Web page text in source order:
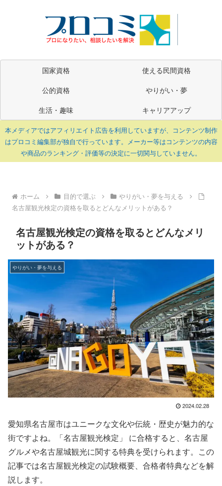
国家資格
使える民間資格
公的資格
やりがい・夢
生活・趣味
キャリアアップ
本メディアではアフィリエイト広告を利用していますが、コンテンツ制作
はプロコミ編集部が独自で行っています。メーカー等はコンテンツの内容
や商品のランキング・評価等の決定に一切関与していません。
ホーム 目的で選ぶ
やりがい・夢を与える
名古屋観光検定の資格を取るとどんなメリットがある？
名古屋観光検定の資格を取るとどんなメリ
ットがある？
やりがい・夢を与える
2024.02.28
愛知県名古屋市はユニークな文化や伝統・歴史が魅力的な
街ですよね。「名古屋観光検定」 に合格すると、名古屋
グルメや名古屋城観光に関する特典を受けられます。この
記事では名古屋観光検定の試験概要、合格者特典などを解
説します。